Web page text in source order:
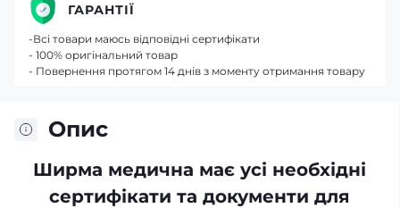
Опис
Ширма медична має усі необхідні
сертифікати та документи для
ГАРАНТІЇ
-Всі товари маюсь відповідні сертифікати
- 100% оригінальний товар
- Повернення протягом 14 днів з моменту отримання товару